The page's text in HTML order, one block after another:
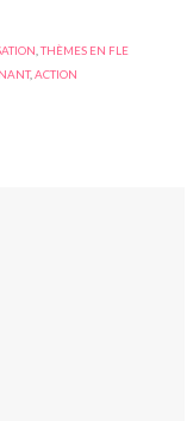
,THÈMES EN FLE
,ACTION